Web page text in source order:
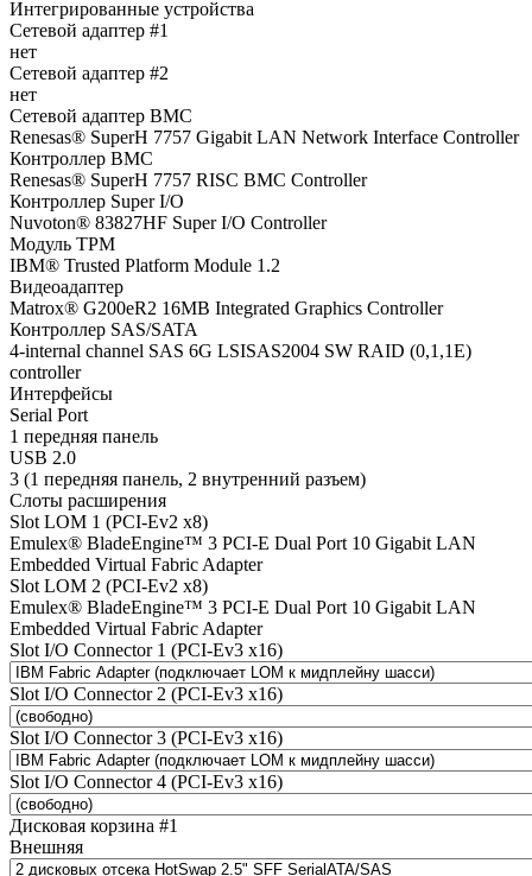
Интегрированные устройства
Сетевой адаптер #1
нет
Сетевой адаптер #2
нет
Сетевой адаптер BMC
Renesas® SuperH 7757 Gigabit LAN Network Interface Controller
Контроллер BMC
Renesas® SuperH 7757 RISC BMC Controller
Контроллер Super I/O
Nuvoton® 83827HF Super I/O Controller
Модуль TPM
IBM® Trusted Platform Module 1.2
Видеоадаптер
Matrox® G200eR2 16MB Integrated Graphics Controller
Контроллер SAS/SATA
4-internal channel SAS 6G LSISAS2004 SW RAID (0,1,1E)
controller
Интерфейсы
Serial Port
1 передняя панель
USB 2.0
3 (1 передняя панель, 2 внутренний разъем)
Слоты расширения
Slot LOM 1 (PCI-Ev2 x8)
Emulex® BladeEngine™ 3 PCI-E Dual Port 10 Gigabit LAN
Embedded Virtual Fabric Adapter
Slot LOM 2 (PCI-Ev2 x8)
Emulex® BladeEngine™ 3 PCI-E Dual Port 10 Gigabit LAN
Embedded Virtual Fabric Adapter
Slot I/O Connector 1 (PCI-Ev3 x16)
Slot I/O Connector 2 (PCI-Ev3 x16)
Slot I/O Connector 3 (PCI-Ev3 x16)
Slot I/O Connector 4 (PCI-Ev3 x16)
Дисковая корзина #1
Внешняя